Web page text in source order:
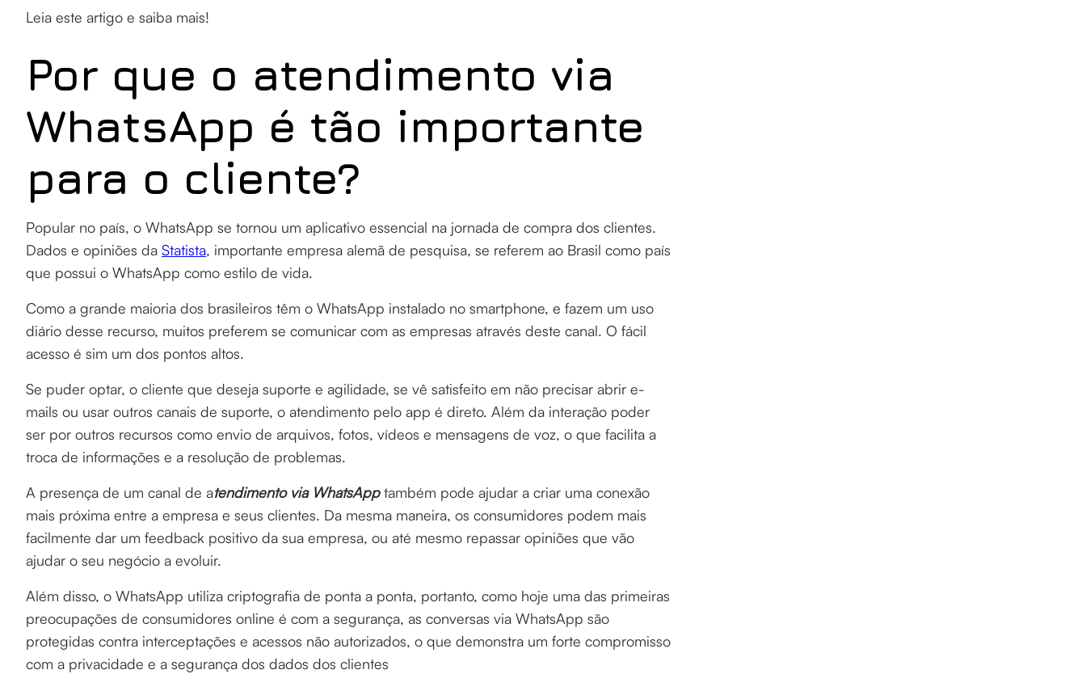
Leia este artigo e saiba mais!
Por que o atendimento via
WhatsApp é tão importante
para o cliente?
Popular no país, o WhatsApp se tornou um aplicativo essencial na jornada de compra dos clientes.
Dados e opiniões da Statista, importante empresa alemã de pesquisa, se referem ao Brasil como país
que possui o WhatsApp como estilo de vida.
Como a grande maioria dos brasileiros têm o WhatsApp instalado no smartphone, e fazem um uso
diário desse recurso, muitos preferem se comunicar com as empresas através deste canal. O fácil
acesso é sim um dos pontos altos.
Se puder optar, o cliente que deseja suporte e agilidade, se vê satisfeito em não precisar abrir e-
mails ou usar outros canais de suporte, o atendimento pelo app é direto. Além da interação poder
ser por outros recursos como envio de arquivos, fotos, vídeos e mensagens de voz, o que facilita a
troca de informações e a resolução de problemas.
A presença de um canal de atendimento via WhatsApptambém pode ajudar a criar uma conexão
mais próxima entre a empresa e seus clientes. Da mesma maneira, os consumidores podem mais
facilmente dar um feedback positivo da sua empresa, ou até mesmo repassar opiniões que vão
ajudar o seu negócio a evoluir.
Além disso, o WhatsApp utiliza criptografia de ponta a ponta, portanto, como hoje uma das primeiras
preocupações de consumidores online é com a segurança, as conversas via WhatsApp são
protegidas contra interceptações e acessos não autorizados, o que demonstra um forte compromisso
com a privacidade e a segurança dos dados dos clientes